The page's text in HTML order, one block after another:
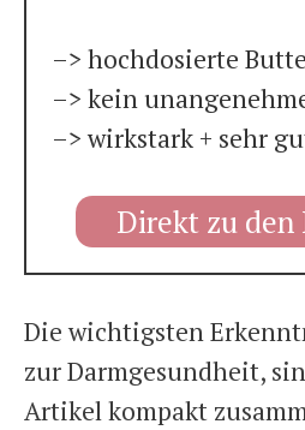
–> hochdosierte
–> kein
–> wirkstark + sehr
Direkt zu den
Die wichtigsten
zur Darmgesundheit,
Artikel kompakt